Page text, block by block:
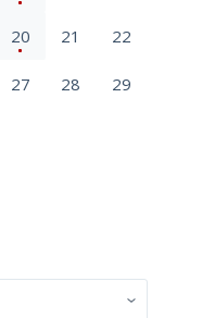
20 21 22
27 28 29